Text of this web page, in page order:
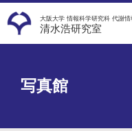
大阪大学 情報科学研究科 代謝情
清水浩研究室
写真館